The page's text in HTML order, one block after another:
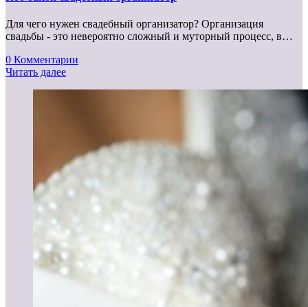
Для чего нужен свадебный организатор? Организация
свадьбы - это невероятно сложный и муторный процесс, в…
0 Комментарии
Читать далее